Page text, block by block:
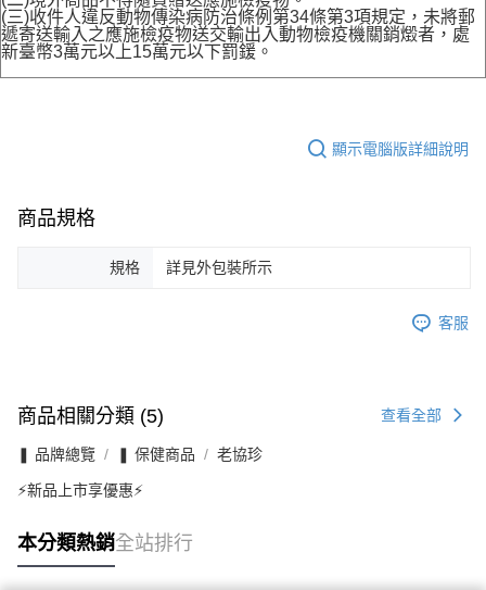
(三)收件人違反動物傳染病防治條例第34條第3項規定，未將郵
遞寄送輸入之應施檢疫物送交輸出入動物檢疫機關銷燬者，處
新臺幣3萬元以上15萬元以下罰鍰。
顯示電腦版詳細說明
商品規格
規格 詳見外包裝所示
客服
商品相關分類 (5) 查看全部
❚ 品牌總覽 ❚ 保健商品 老協珍
⚡新品上市享優惠⚡
本分類熱銷全站排行